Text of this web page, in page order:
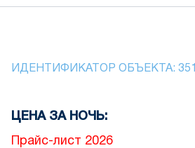
ИДЕНТИФИКАТОР ОБЪЕКТА: 351
ЦЕНА ЗА НОЧЬ:
Прайс-лист 2026